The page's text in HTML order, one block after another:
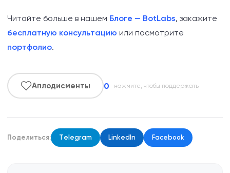
Читайте больше в нашем Блоге — BotLabs, закажите
бесплатную консультацию или посмотрите
портфолио.
Аплодисменты 0 нажмите, чтобы поддержать
Поделиться: Telegram LinkedIn Facebook